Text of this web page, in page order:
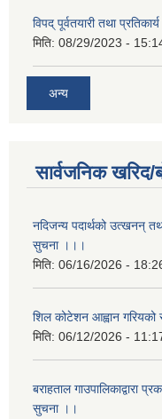
विपद् पूर्वतयारी तथा
मिति: 08/29/2023 -
अन्य
सार्वजनिक
नदिजन्य पदार्थको उत्खनन्
सुचना ।।।
मिति: 06/16/2026 -
शिल कोटेशन आह्वान गरियको
मिति: 06/12/2026 -
बराहताल गाउपालिकाद्वारा
सुचना ।।